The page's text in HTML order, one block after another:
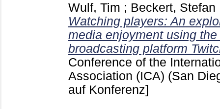
Wulf, Tim ; Beckert, Stefan
Watching players: An
media enjoyment using
broadcasting platform
Conference of the
Association (ICA) (San
auf Konferenz]